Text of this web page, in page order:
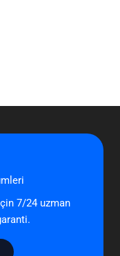
7/24 uzman